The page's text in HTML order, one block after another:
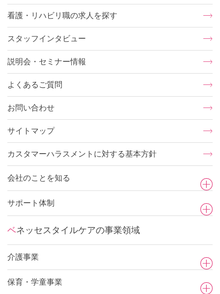
看護・リハビリ職の求人を探す
スタッフインタビュー
説明会・セミナー情報
よくあるご質問
お問い合わせ
サイトマップ
カスタマーハラスメントに対する基本方針
会社のことを知る
サポート体制
ベネッセスタイルケアの事業領域
介護事業
保育・学童事業